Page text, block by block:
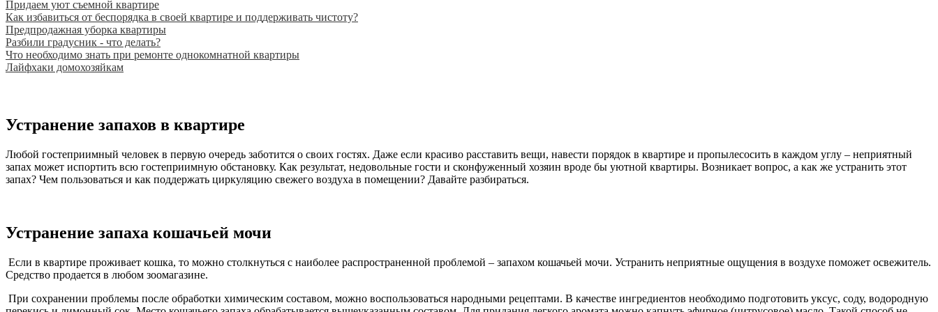
Придаем уют съемной квартире
Как избавиться от беспорядка в своей квартире и поддерживать чистоту?
Предпродажная уборка квартиры
Разбили градусник - что делать?
Что необходимо знать при ремонте однокомнатной квартиры
Лайфхаки домохозяйкам
Устранение запахов в квартире
Любой гостеприимный человек в первую очередь заботится о своих гостях. Даже если красиво расставить вещи, навести порядок в квартире и пропылесосить в каждом углу – неприятный
запах может испортить всю гостеприимную обстановку. Как результат, недовольные гости и сконфуженный хозяин вроде бы уютной квартиры. Возникает вопрос, а как же устранить этот
запах? Чем пользоваться и как поддержать циркуляцию свежего воздуха в помещении? Давайте разбираться.
Устранение запаха кошачьей мочи
Если в квартире проживает кошка, то можно столкнуться с наиболее распространенной проблемой – запахом кошачьей мочи. Устранить неприятные ощущения в воздухе поможет освежитель.
Средство продается в любом зоомагазине.
При сохранении проблемы после обработки химическим составом, можно воспользоваться народными рецептами. В качестве ингредиентов необходимо подготовить уксус, соду, водородную